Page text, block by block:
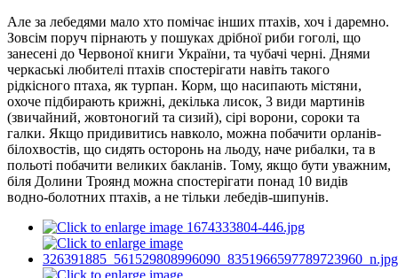
Але за лебедями мало хто помічає інших птахів, хоч і даремно.
Зовсім поруч пірнають у пошуках дрібної риби гоголі, що
занесені до Червоної книги України, та чубачі черні. Днями
черкаські любителі птахів спостерігати навіть такого
рідкісного птаха, як турпан. Корм, що насипають містяни,
охоче підбирають крижні, декілька лисок, 3 види мартинів
(звичайний, жовтоногий та сизий), сірі ворони, сороки та
галки. Якщо придивитись навколо, можна побачити орланів-
білохвостів, що сидять осторонь на льоду, наче рибалки, та в
польоті побачити великих бакланів. Тому, якщо бути уважним,
біля Долини Троянд можна спостерігати понад 10 видів
водно-болотних птахів, а не тільки лебедів-шипунів.